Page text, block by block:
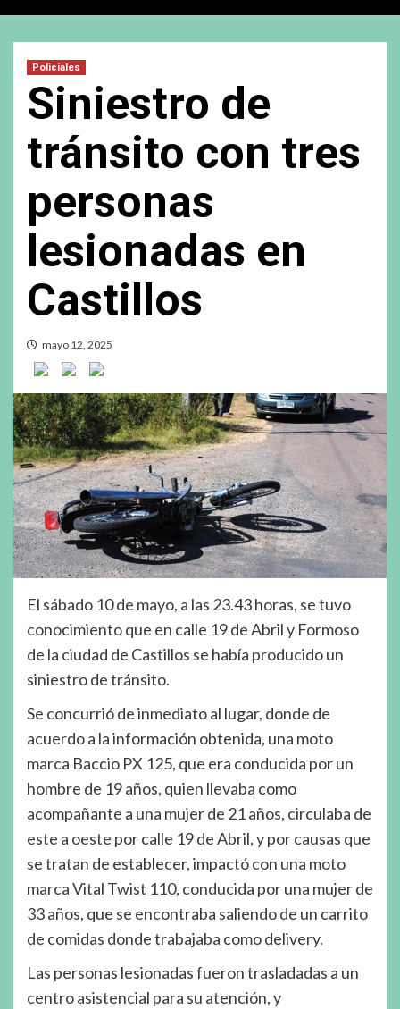
Policiales
Siniestro de
tránsito con tres
personas
lesionadas en
Castillos
mayo 12, 2025
El sábado 10 de mayo, a las 23.43 horas, se tuvo
conocimiento que en calle 19 de Abril y Formoso
de la ciudad de Castillos se había producido un
siniestro de tránsito.
Se concurrió de inmediato al lugar, donde de
acuerdo a la información obtenida, una moto
marca Baccio PX 125, que era conducida por un
hombre de 19 años, quien llevaba como
acompañante a una mujer de 21 años, circulaba de
este a oeste por calle 19 de Abril, y por causas que
se tratan de establecer, impactó con una moto
marca Vital Twist 110, conducida por una mujer de
33 años, que se encontraba saliendo de un carrito
de comidas donde trabajaba como delivery.
Las personas lesionadas fueron trasladadas a un
centro asistencial para su atención, y